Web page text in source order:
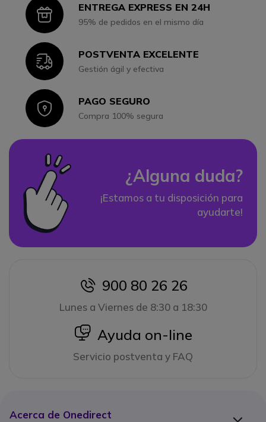
IconENTREGA EXPRESS EN 24H
95% de pedidos en el mismo día
IconPOSTVENTA EXCELENTE
Gestión ágil y efectiva
IconPAGO SEGURO
Compra 100% segura
¿Alguna duda?
¡Estamos a tu disposición para
ayudarte!
icon
900 80 26 26
Lunes a Viernes de 8:30 a 18:30
icon
Ayuda on-line
Servicio postventa y FAQ
Acerca de Onedirect